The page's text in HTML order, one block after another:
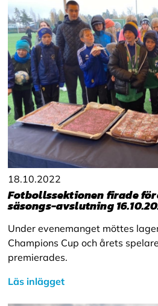
18.10.2022
Fotbollssektionen firade
säsongs-avslutning
Under evenemanget möttes
Champions Cup och årets
premierades.
Läs inlägget